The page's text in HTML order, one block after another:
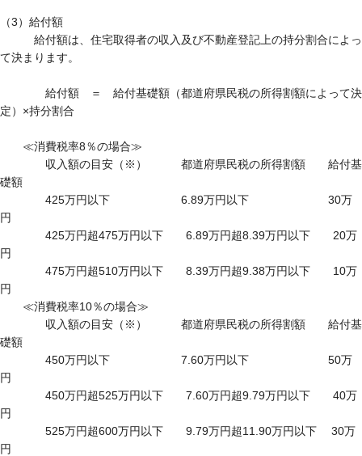
（3）給付額
給付額は、住宅取得者の収入及び不動産登記上の持分割合によっ
て決まります。
給付額 ＝ 給付基礎額（都道府県民税の所得割額によって決
定）×持分割合
≪消費税率8％の場合≫
収入額の目安（※） 都道府県民税の所得割額 給付基
礎額
425万円以下 6.89万円以下 30万
円
425万円超475万円以下 6.89万円超8.39万円以下 20万
円
475万円超510万円以下 8.39万円超9.38万円以下 10万
円
≪消費税率10％の場合≫
収入額の目安（※） 都道府県民税の所得割額 給付基
礎額
450万円以下 7.60万円以下 50万
円
450万円超525万円以下 7.60万円超9.79万円以下 40万
円
525万円超600万円以下 9.79万円超11.90万円以下 30万
円